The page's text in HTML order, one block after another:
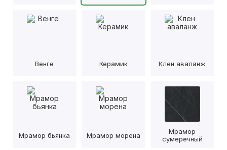
Венге Керамик Клен аваланж
Мрамор бьянка Мрамор морена
Мрамор
сумеречный